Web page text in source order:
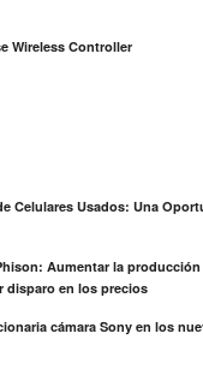
Wireless Controller
Celulares Usados: Una
Aumentar la producción
disparo en los precios
cámara Sony en los